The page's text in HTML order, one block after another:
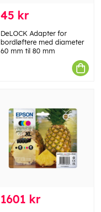
45 kr
DeLOCK Adapter for
bordløftere med diameter
60 mm til 80 mm
1601 kr